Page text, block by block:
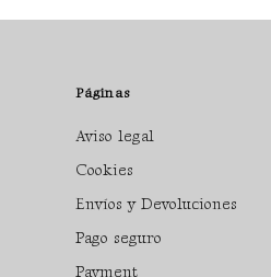
Páginas
Aviso legal
Cookies
Envíos y Devoluciones
Pago seguro
Payment